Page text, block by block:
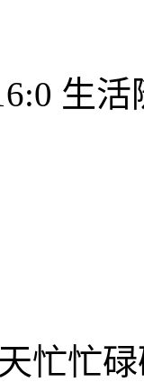
生活
忙碌